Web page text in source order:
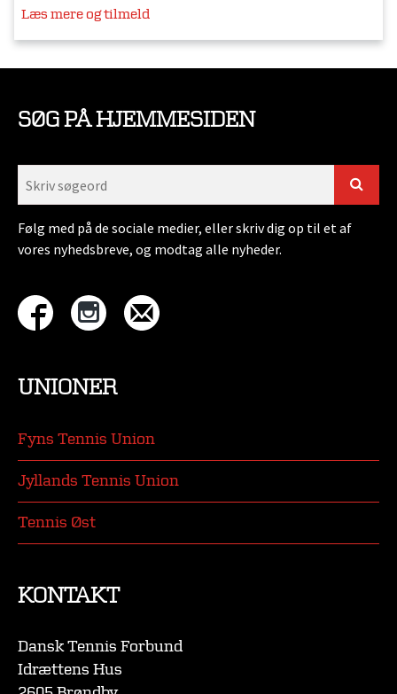
Læs mere og tilmeld
SØG PÅ HJEMMESIDEN
Følg med på de sociale medier, eller skriv dig op til et af
vores nyhedsbreve, og modtag alle nyheder.
UNIONER
Fyns Tennis Union
Jyllands Tennis Union
Tennis Øst
KONTAKT
Dansk Tennis Forbund
Idrættens Hus